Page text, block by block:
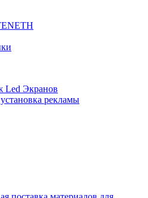
Led Экранов
рекламы